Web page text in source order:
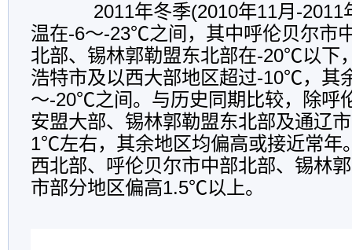
2011年冬季(2010年11月-2011
温在-6～-23℃之间，其中呼伦贝尔市
北部、锡林郭勒盟东北部在-20℃以下
浩特市及以西大部地区超过-10℃，其
～-20℃之间。与历史同期比较，除呼
安盟大部、锡林郭勒盟东北部及通辽
1℃左右，其余地区均偏高或接近常年
西北部、呼伦贝尔市中部北部、锡林
市部分地区偏高1.5℃以上。